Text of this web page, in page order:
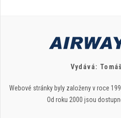
Vydává:
Webové stránky byly založeny v roce
Od roku 2000 jsou